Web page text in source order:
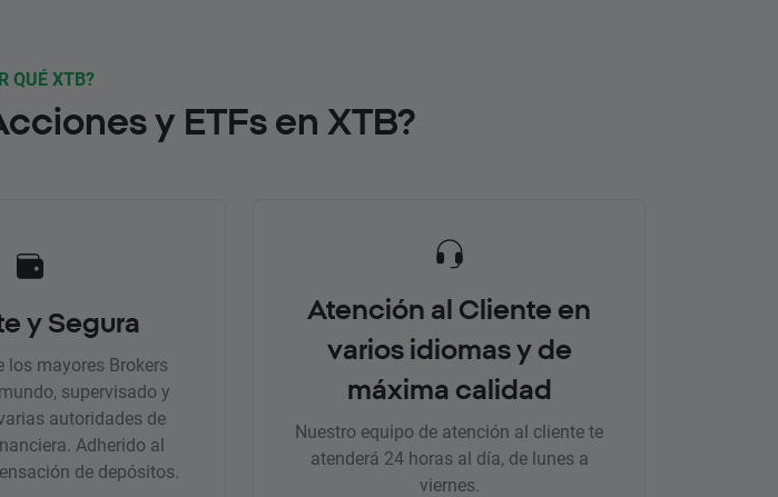
QUÉ XTB?
y ETFs en XTB?
y Segura
los mayores Brokers
supervisado y
autoridades de
Adherido al
de depósitos.
Atención al Cliente en
varios idiomas y de
máxima calidad
Nuestro equipo de atención al cliente te
atenderá 24 horas al día, de lunes a
viernes.